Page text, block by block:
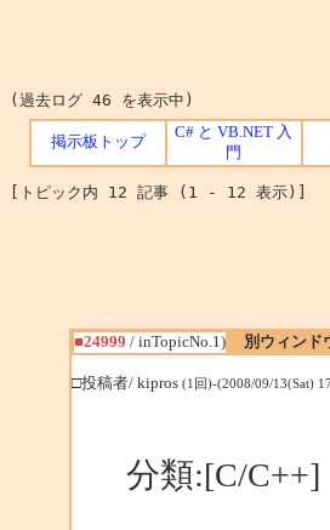
(過去ログ 46 を表示中)
掲示板トップ
C# と VB.NET 入
門
[トピック内 12 記事 (1 - 12 表示)]
■24999 / inTopicNo.1) 別ウィンド
□投稿者/ kipros (1回)-(2008/09/13(Sat)
分類:[C/